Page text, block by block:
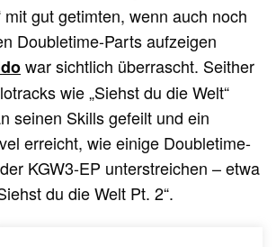
mit gut getimten, wenn auch noch
Doubletime-Parts aufzeigen
war sichtlich überrascht. Seither
wie „Siehst du die Welt“
seinen Skills gefeilt und ein
erreicht, wie einige Doubletime-
KGW3-EP unterstreichen – etwa
du die Welt Pt. 2“.